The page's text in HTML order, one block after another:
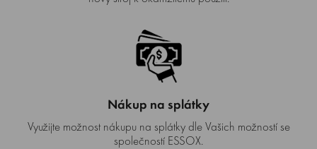
Nákup na splátky
Využijte možnost nákupu na splátky dle Vašich možností se
společností ESSOX.